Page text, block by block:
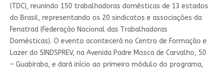
(TDC), reunindo 150 trabalhadoras domésticas de 13 estados
do Brasil, representando os 20 sindicatos e associações da
Fenatrad (Federação Nacional das Trabalhadoras
Domésticas). O evento acontecerá no Centro de Formação e
Lazer do SINDSPREV, na Avenida Padre Mosca de Carvalho, 50
– Guabiraba, e dará início ao primeiro módulo do programa,